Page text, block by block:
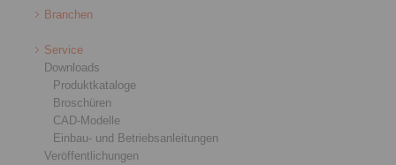
Branchen
Service
Downloads
Produktkataloge
Broschüren
CAD-Modelle
Einbau- und Betriebsanleitungen
Veröffentlichungen